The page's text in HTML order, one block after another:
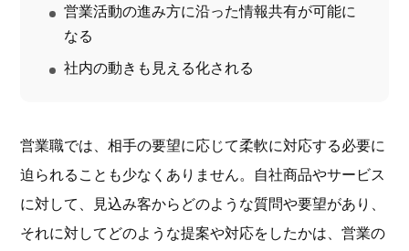
営業活動の進み方に沿った情報共有が可能に
なる
社内の動きも見える化される
営業職では、相手の要望に応じて柔軟に対応する必要に
迫られることも少なくありません。自社商品やサービス
に対して、見込み客からどのような質問や要望があり、
それに対してどのような提案や対応をしたかは、営業の